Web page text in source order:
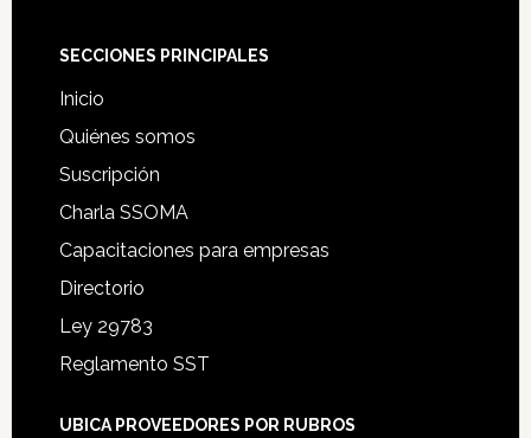
Footer
SECCIONES PRINCIPALES
Inicio
Quiénes somos
Suscripción
Charla SSOMA
Capacitaciones para empresas
Directorio
Ley 29783
Reglamento SST
UBICA PROVEEDORES POR RUBROS